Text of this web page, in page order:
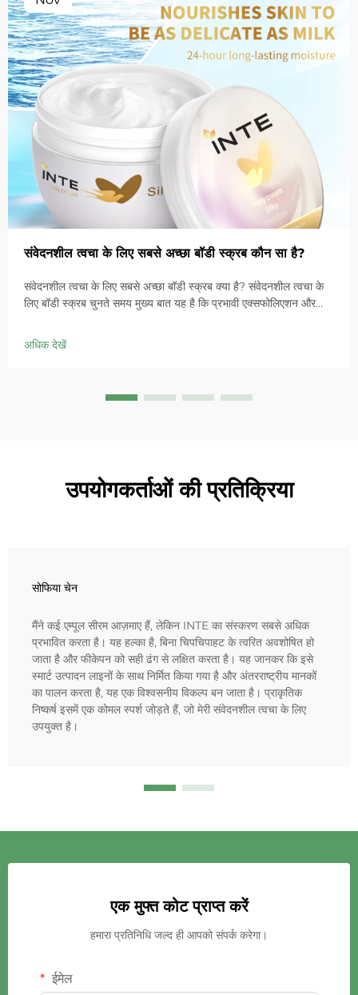
संवेदनशील त्वचा के लिए सबसे अच्छा बॉडी स्क्रब कौन सा है?
संवेदनशील त्वचा के लिए सबसे अच्छा बॉडी स्क्रब क्या है? संवेदनशील त्वचा के
लिए बॉडी स्क्रब चुनते समय मुख्य बात यह है कि प्रभावी एक्सफोलिएशन और
को न तोड़ा जाए। INTE Cosmetics Co.,...
अधिक देखें
उपयोगकर्ताओं की प्रतिक्रिया
सोफिया चेन
मैंने कई एम्पूल सीरम आज़माए हैं, लेकिन INTE का संस्करण सबसे अधिक
प्रभावित करता है। यह हल्का है, बिना चिपचिपाहट के त्वरित अवशोषित हो
जाता है और फीकेपन को सही ढंग से लक्षित करता है। यह जानकर कि इसे
स्मार्ट उत्पादन लाइनों के साथ निर्मित किया गया है और अंतरराष्ट्रीय मानकों
का पालन करता है, यह एक विश्वसनीय विकल्प बन जाता है। प्राकृतिक
निष्कर्ष इसमें एक कोमल स्पर्श जोड़ते हैं, जो मेरी संवेदनशील त्वचा के लिए
उपयुक्त है।
एक मुफ्त कोट प्राप्त करें
हमारा प्रतिनिधि जल्द ही आपको संपर्क करेगा।
ईमेल